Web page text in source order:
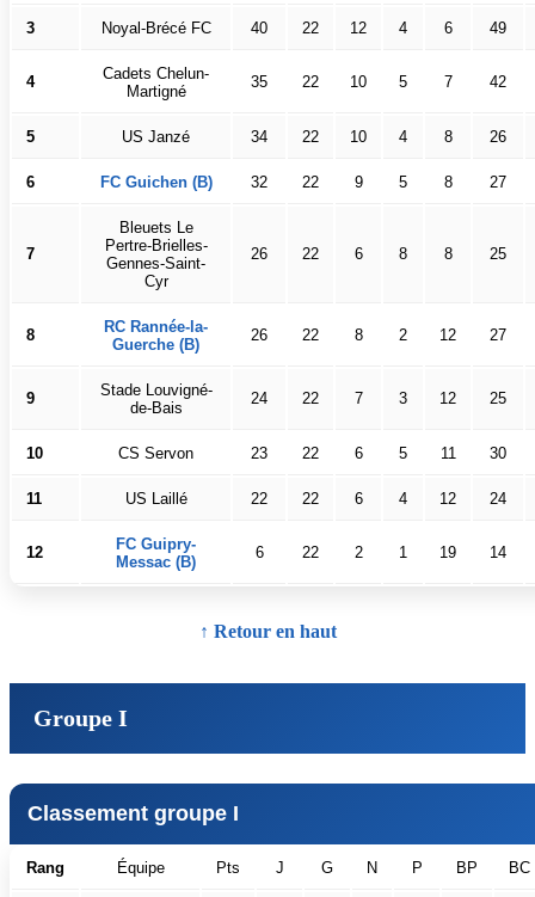
3 Noyal-Brécé FC 40 22 12 4 6 49
4
Cadets Chelun-
Martigné
35 22 10 5 7 42
5 US Janzé 34 22 10 4 8 26
6 FC Guichen (B) 32 22 9 5 8 27
7
Bleuets Le
Pertre-Brielles-
Gennes-Saint-
Cyr
26 22 6 8 8 25
8
RC Rannée-la-
Guerche (B)
26 22 8 2 12 27
9
Stade Louvigné-
de-Bais
24 22 7 3 12 25
10 CS Servon 23 22 6 5 11 30
11 US Laillé 22 22 6 4 12 24
12
FC Guipry-
Messac (B)
6 22 2 1 19 14
↑ Retour en haut
Groupe I
Classement groupe I
Rang Équipe Pts J G N P BP BC